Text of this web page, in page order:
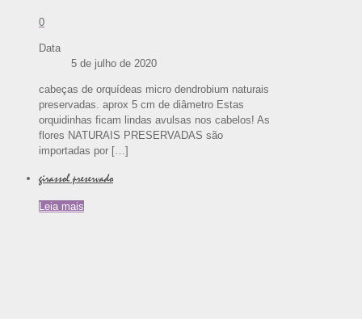
0
Data
5 de julho de 2020
cabeças de orquídeas micro dendrobium naturais
preservadas. aprox 5 cm de diâmetro Estas
orquidinhas ficam lindas avulsas nos cabelos! As
flores NATURAIS PRESERVADAS são
importadas por […]
girassol preservado
Leia mais